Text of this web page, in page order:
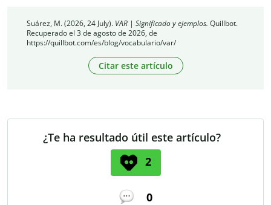
Suárez, M. (2026, 24 July). VAR | Significado y ejemplos. Quillbot.
Recuperado el 3 de agosto de 2026, de
https://quillbot.com/es/blog/vocabulario/var/
Citar este artículo
¿Te ha resultado útil este artículo?
2
0